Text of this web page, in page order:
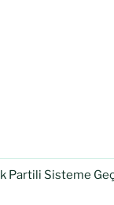
Partili Sisteme